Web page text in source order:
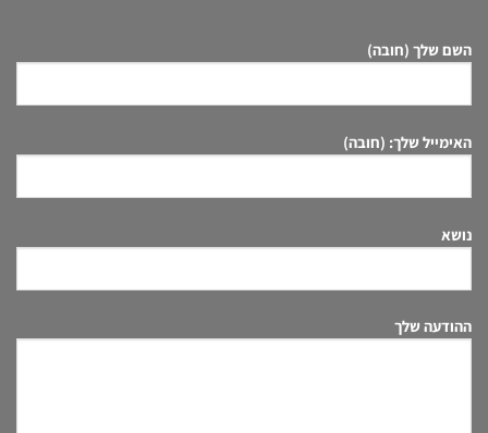
השם שלך (חובה)
האימייל שלך: (חובה)
נושא
ההודעה שלך